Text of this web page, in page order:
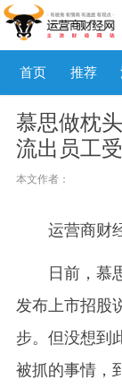
首页 推荐
慕思做枕
流出员工
本文作者：
运营商财
日前，慕
发布上市招股
步。但没想到
被抓的事情，